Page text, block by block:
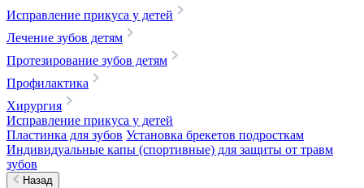
Исправление прикуса у детей
Лечение зубов детям
Протезирование зубов детям
Профилактика
Хирургия
Исправление прикуса у детей
Пластинка для зубов Установка брекетов подросткам
Индивидуальные капы (спортивные) для защиты от травм
зубов
Назад